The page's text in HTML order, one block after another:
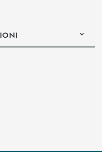
apre l’app di posta
l’app di posta elettronica)